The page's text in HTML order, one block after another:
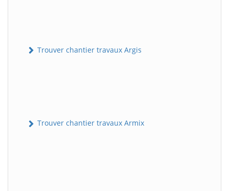
Trouver chantier travaux Argis
Trouver chantier travaux Armix